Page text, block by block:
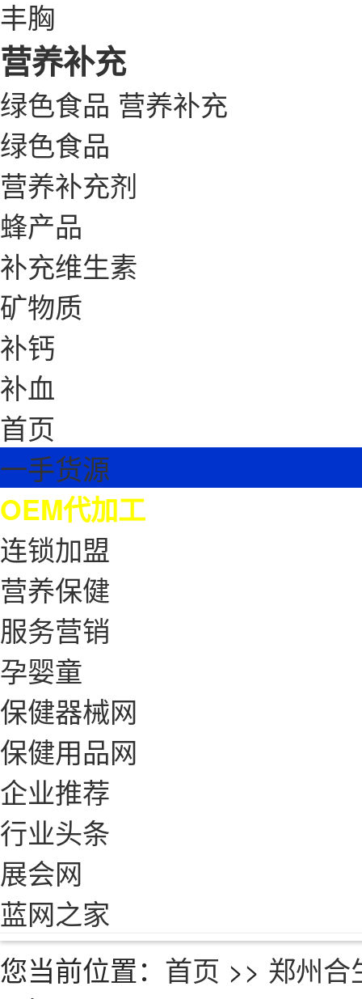
丰胸
营养补充
绿色食品 营养补充
绿色食品
营养补充剂
蜂产品
补充维生素
矿物质
补钙
补血
首页
一手货源
OEM代加工
连锁加盟
营养保健
服务营销
孕婴童
保健器械网
保健用品网
企业推荐
行业头条
展会网
蓝网之家
您当前位置： 首页 >> 郑州合